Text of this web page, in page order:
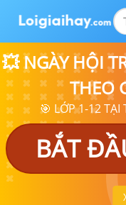
💥 NGÀY HỘI
THEO
🎯 LỚP 1-12
BẮT